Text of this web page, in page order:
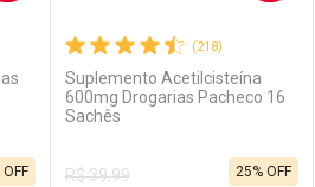
(218)
Suplemento Acetilcisteína
600mg Drogarias Pacheco 16
Sachês
R$ 39,99
25% OFF